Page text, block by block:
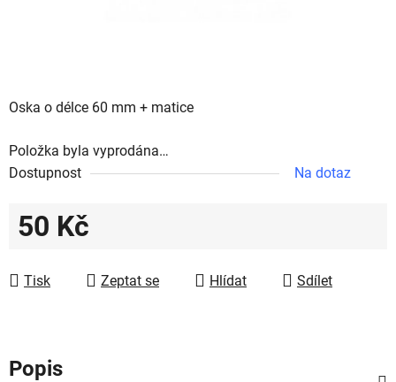
Oska o délce 60 mm + matice
Položka byla vyprodána…
Dostupnost
Na dotaz
50 Kč
Tisk
Zeptat se Hlídat Sdílet
Popis